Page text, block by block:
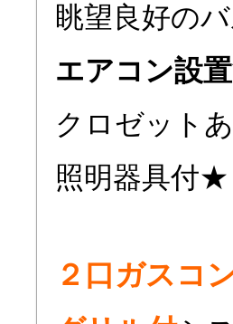
眺望良好の
エアコン設
クロゼット
照明器具付★
２口ガスコ